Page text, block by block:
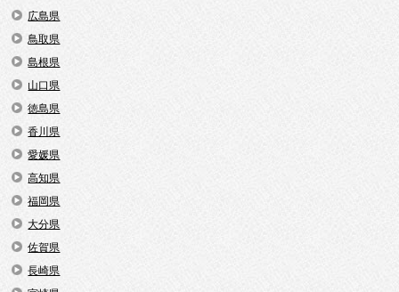
広島県
鳥取県
島根県
山口県
徳島県
香川県
愛媛県
高知県
福岡県
大分県
佐賀県
長崎県